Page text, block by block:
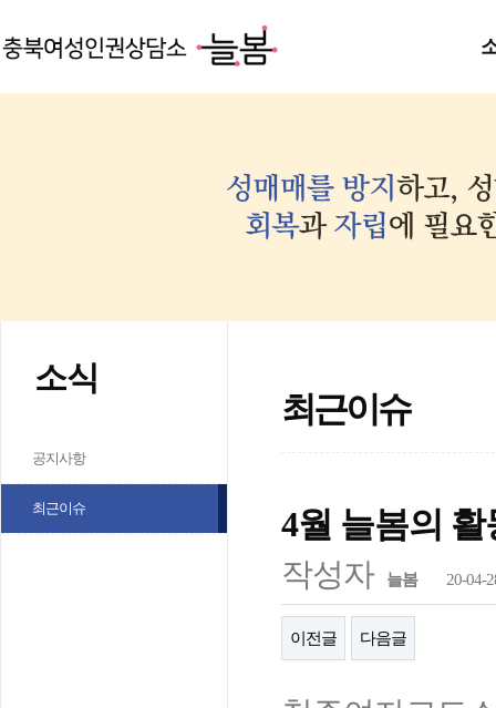
소식
공지사항
최근이슈
최근이슈
4월 늘봄의
작성자 늘봄 20-04-
이전글 다음글